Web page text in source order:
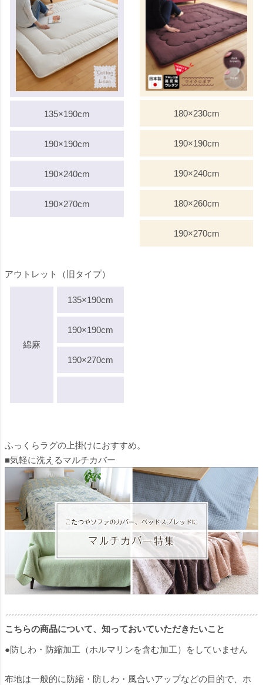
135×190cm
190×190cm
190×240cm
190×270cm
180×230cm
190×190cm
190×240cm
180×260cm
190×270cm
アウトレット（旧タイプ）
綿麻
135×190cm
190×190cm
190×270cm
ふっくらラグの上掛けにおすすめ。
■気軽に洗えるマルチカバー
こちらの商品について、知っておいていただきたいこと
●防しわ・防縮加工（ホルマリンを含む加工）をしていません
布地は一般的に防縮・防しわ・風合いアップなどの目的で、ホ